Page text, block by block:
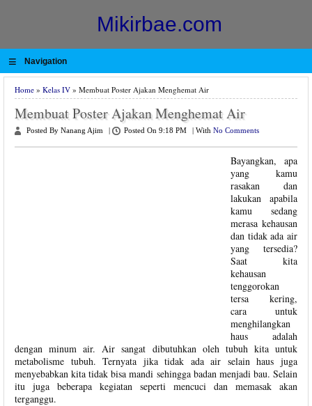
Mikirbae.com
≡ Navigation
Home » Kelas IV » Membuat Poster Ajakan Menghemat Air
Membuat Poster Ajakan Menghemat Air
Posted By Nanang Ajim Posted On 9:18 PM With No Comments
Bayangkan, apa
yang kamu
rasakan dan
lakukan apabila
kamu sedang
merasa kehausan
dan tidak ada air
yang tersedia?
Saat kita
kehausan
tenggorokan
tersa kering,
cara untuk
menghilangkan
haus adalah
dengan minum air. Air sangat dibutuhkan oleh tubuh kita untuk
metabolisme tubuh. Ternyata jika tidak ada air selain haus juga
menyebabkan kita tidak bisa mandi sehingga badan menjadi bau. Selain
itu juga beberapa kegiatan seperti mencuci dan memasak akan
terganggu.